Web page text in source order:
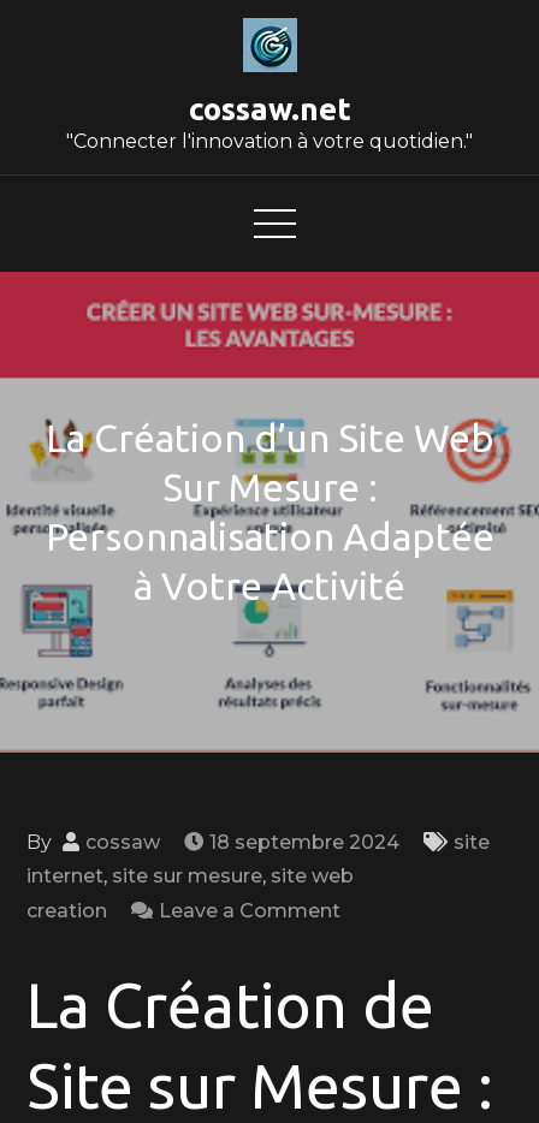
cossaw.net
"Connecter l'innovation à votre quotidien."
La Création d’un Site Web
Sur Mesure :
Personnalisation Adaptée
à Votre Activité
By cossaw 18 septembre 2024
site
internet, site sur mesure, site web
creation
Leave a Comment
Création
d’un
Web
Sur
La Création de
Site sur Mesure :